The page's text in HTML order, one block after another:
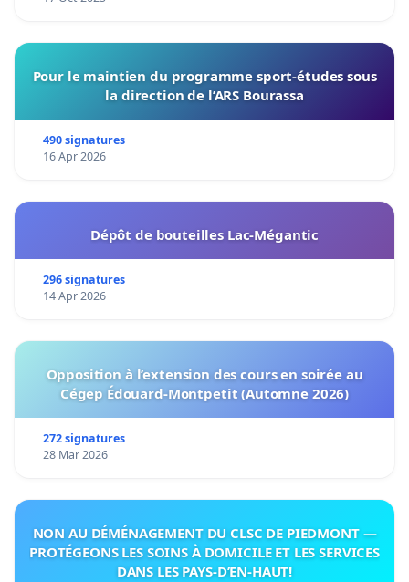
Pour le maintien du programme sport-études sous
la direction de l’ARS Bourassa
490 signatures
16 Apr 2026
Dépôt de bouteilles Lac-Mégantic
296 signatures
14 Apr 2026
Opposition à l’extension des cours en soirée au
Cégep Édouard-Montpetit (Automne 2026)
272 signatures
28 Mar 2026
NON AU DÉMÉNAGEMENT DU CLSC DE PIEDMONT —
PROTÉGEONS LES SOINS À DOMICILE ET LES SERVICES
DANS LES PAYS-D’EN-HAUT!